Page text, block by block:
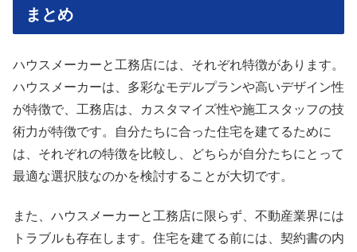
まとめ
ハウスメーカーと工務店には、それぞれ特徴があります。
ハウスメーカーは、多彩なモデルプランや高いデザイン性
が特徴で、工務店は、カスタマイズ性や施工スタッフの技
術力が特徴です。自分たちに合った住宅を建てるために
は、それぞれの特徴を比較し、どちらが自分たちにとって
最適な選択肢なのかを検討することが大切です。
また、ハウスメーカーと工務店に限らず、不動産業界には
トラブルも存在します。住宅を建てる前には、契約書の内